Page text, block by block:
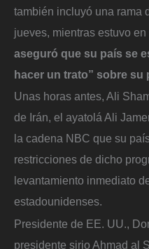
también incluyó una rama
jueves, mientras estuvo en
aseguró que su país se
hacer un trato” sobre su
Unas horas antes, Ali
de Irán, el ayatolá Ali
la cadena NBC que su
restricciones de dicho
levantamiento inmediato
estadounidenses.
Presidente de EE. UU.,
presidente sirio Ahmad al